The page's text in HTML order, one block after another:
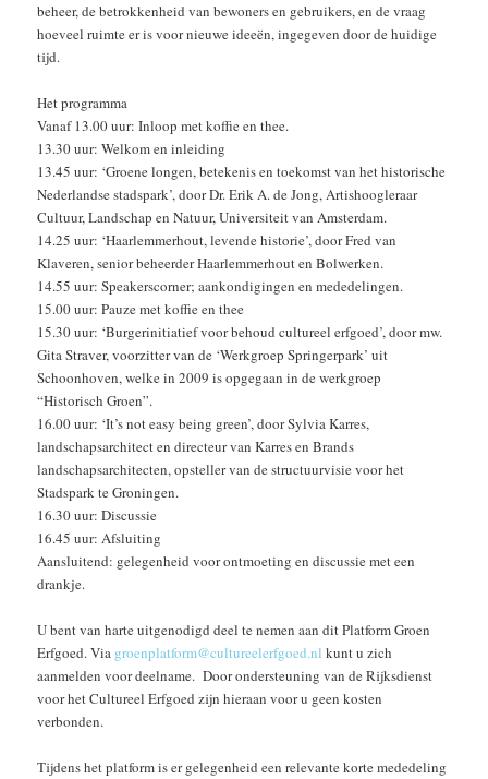
beheer, de betrokkenheid van bewoners en gebruikers, en de vraag
hoeveel ruimte er is voor nieuwe ideeën, ingegeven door de huidige
tijd.
Het programma
Vanaf 13.00 uur: Inloop met koffie en thee.
13.30 uur: Welkom en inleiding
13.45 uur: ‘Groene longen, betekenis en toekomst van het historische
Nederlandse stadspark’, door Dr. Erik A. de Jong, Artishoogleraar
Cultuur, Landschap en Natuur, Universiteit van Amsterdam.
14.25 uur: ‘Haarlemmerhout, levende historie’, door Fred van
Klaveren, senior beheerder Haarlemmerhout en Bolwerken.
14.55 uur: Speakerscorner; aankondigingen en mededelingen.
15.00 uur: Pauze met koffie en thee
15.30 uur: ‘Burgerinitiatief voor behoud cultureel erfgoed’, door mw.
Gita Straver, voorzitter van de ‘Werkgroep Springerpark’ uit
Schoonhoven, welke in 2009 is opgegaan in de werkgroep
“Historisch Groen”.
16.00 uur: ‘It’s not easy being green’, door Sylvia Karres,
landschapsarchitect en directeur van Karres en Brands
landschapsarchitecten, opsteller van de structuurvisie voor het
Stadspark te Groningen.
16.30 uur: Discussie
16.45 uur: Afsluiting
Aansluitend: gelegenheid voor ontmoeting en discussie met een
drankje.
U bent van harte uitgenodigd deel te nemen aan dit Platform Groen
Erfgoed. Via groenplatform@cultureelerfgoed.nl kunt u zich
aanmelden voor deelname. Door ondersteuning van de Rijksdienst
voor het Cultureel Erfgoed zijn hieraan voor u geen kosten
verbonden.
Tijdens het platform is er gelegenheid een relevante korte mededeling